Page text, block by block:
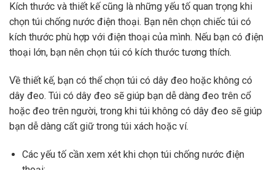
Kích thước và thiết kế cũng là những yếu tố quan trọng khi
chọn túi chống nước điện thoại. Bạn nên chọn chiếc túi có
kích thước phù hợp với điện thoại của mình. Nếu bạn có điện
thoại lớn, bạn nên chọn túi có kích thước tương thích.
Về thiết kế, bạn có thể chọn túi có dây đeo hoặc không có
dây đeo. Túi có dây đeo sẽ giúp bạn dễ dàng đeo trên cổ
hoặc đeo trên người, trong khi túi không có dây đeo sẽ giúp
bạn dễ dàng cất giữ trong túi xách hoặc ví.
Các yếu tố cần xem xét khi chọn túi chống nước điện